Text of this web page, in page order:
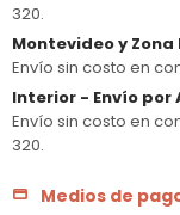
320.
Montevideo y
Envío sin costo en
Interior - Envío por
Envío sin costo en
320.
Medios de